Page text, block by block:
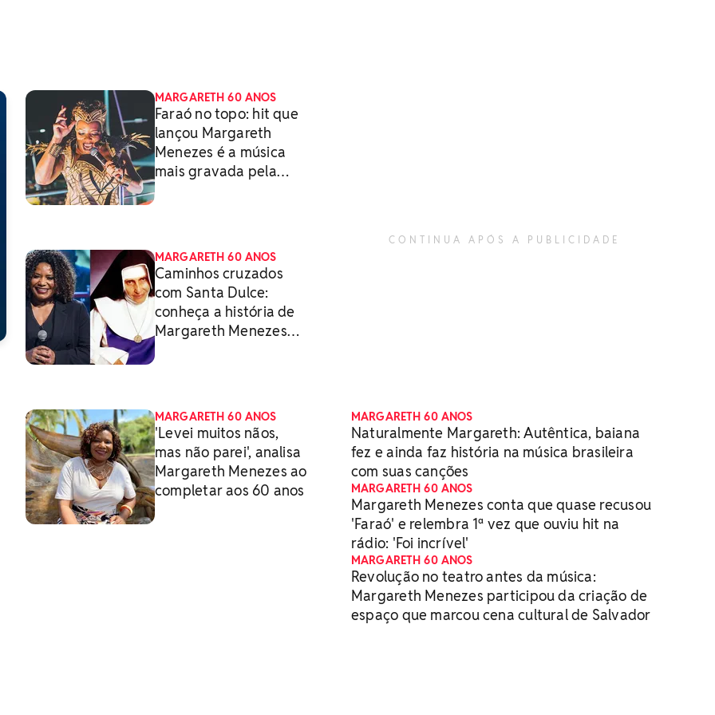
MARGARETH 60 ANOS
Faraó no topo: hit que
lançou Margareth
Menezes é a música
mais gravada pela
CONTINUA APÓS A PUBLICIDADE
MARGARETH 60 ANOS
Caminhos cruzados
com Santa Dulce:
conheça a história de
Margareth Menezes
MARGARETH 60 ANOS
'Levei muitos nãos,
mas não parei', analisa
Margareth Menezes ao
completar aos 60 anos
MARGARETH 60 ANOS
Naturalmente Margareth: Autêntica, baiana
fez e ainda faz história na música brasileira
com suas canções
MARGARETH 60 ANOS
Margareth Menezes conta que quase recusou
'Faraó' e relembra 1ª vez que ouviu hit na
rádio: 'Foi incrível'
MARGARETH 60 ANOS
Revolução no teatro antes da música:
Margareth Menezes participou da criação de
espaço que marcou cena cultural de Salvador